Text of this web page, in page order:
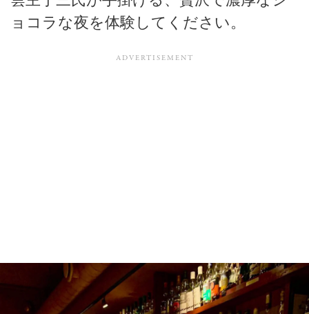
ョコラな夜を体験してください。